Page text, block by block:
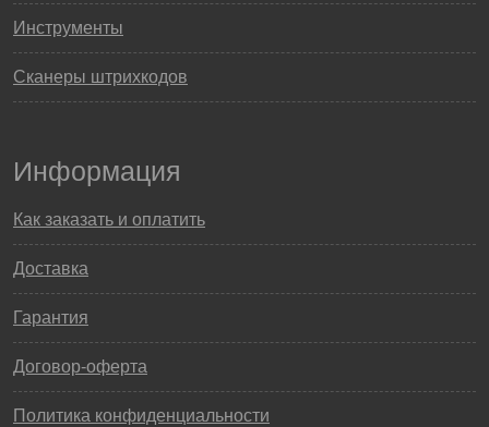
Инструменты
Сканеры штрихкодов
Информация
Как заказать и оплатить
Доставка
Гарантия
Договор-оферта
Политика конфиденциальности